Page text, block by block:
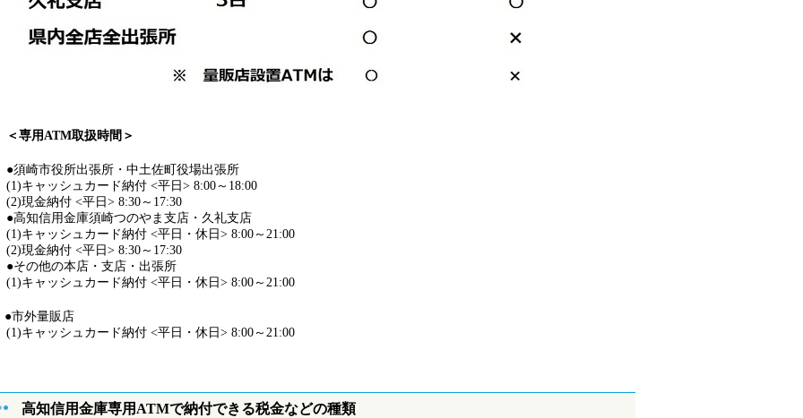
専用ATM取扱時間＞
崎市役所出張所・中土佐町役場出張所
キャッシュカード納付 <平日> 8:00～18:00
現金納付 <平日> 8:30～17:30
知信用金庫須崎つのやま支店・久礼支店
キャッシュカード納付 <平日・休日> 8:00～21:00
現金納付 <平日> 8:30～17:30
の他の本店・支店・出張所
キャッシュカード納付 <平日・休日> 8:00～21:00
外量販店
キャッシュカード納付 <平日・休日> 8:00～21:00
高知信用金庫専用ATMで納付できる税金などの種類